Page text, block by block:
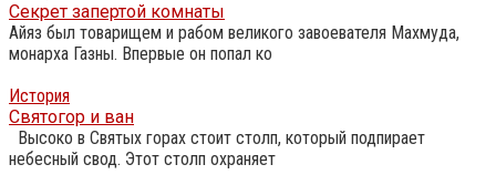
Секрет запертой комнаты
Айяз был товарищем и рабом великого завоевателя Махмуда,
монарха Газны. Впервые он попал ко
История
Святогор и ван
Высоко в Святых горах стоит столп, который подпирает
небесный свод. Этот столп охраняет